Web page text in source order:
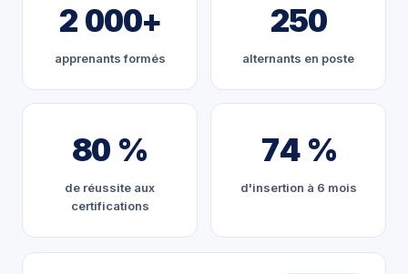
2 000+
apprenants formés
250
alternants en poste
80 %
de réussite aux
certifications
74 %
d'insertion à 6 mois